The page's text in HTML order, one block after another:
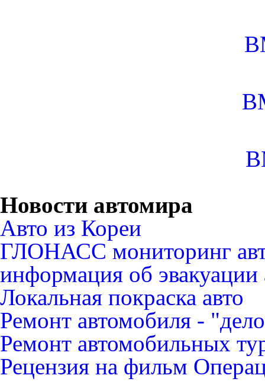
Новости автомира
Авто из Кореи
ГЛОНАСС мониторинг
информация об эвакуации
Локальная покраска авто
Ремонт автомобиля -
Ремонт автомобильных
Рецензия на фильм